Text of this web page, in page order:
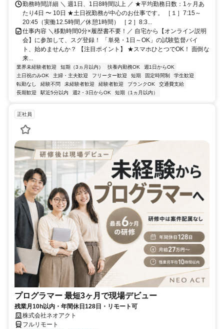
勤務時間詳細 ＼ 週1日、1日8時間以上 ／ ★平均勤務日数：1ヶ月あ
たり4日 〜 10日 ★土日祝勤務が中心のお仕事です。 ［１］7:15～
20:45（実働12.5時間／休憩1時間） ［２］8:3...
仕事内容 ＼移動時間0分×履歴書不要！／ 自宅から【オンライン説明
会】に参加して、スグ登録！ 「単発・1日～OK」の試験監督バイ
ト、始めませんか？ 【注目ポイント】 ★スマホひとつでOK！ 面倒な
来...
業界未経験者歓迎 短期（3ヵ月以内） 扶養内勤務OK
週1日からOK
土日祝のみOK
主婦・主夫歓迎 フリーター歓迎 短期 固定時間制
学生歓迎
転勤なし
経験不問 未経験者歓迎 経験者歓迎 ブランクOK
交通費支給
長期歓迎
駅近5分以内 週2・3日からOK 短期（1ヵ月以内）
正社員
プログラマー 最短3ヶ月で現場デビュー
残業月10h以内・年間休日128日・リモート可
株式会社ネオアクト
フルリモート